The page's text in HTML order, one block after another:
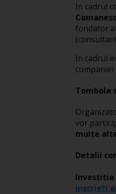
In cadrul
fondator
In cadrul
Tombola
vor
multe
Detalii
Investitia
inscrieti